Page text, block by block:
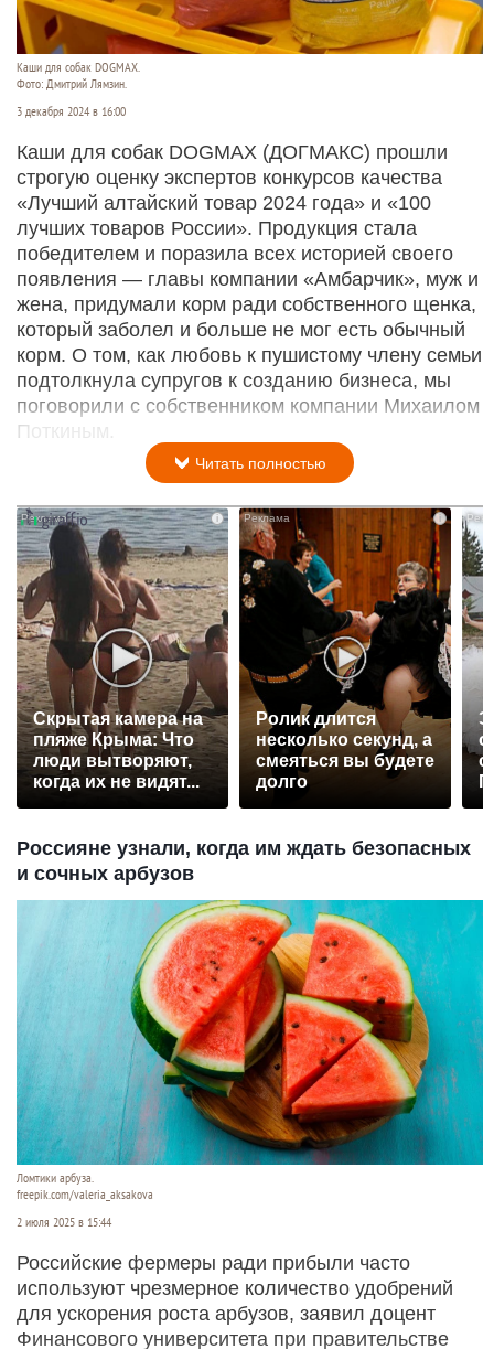
Каши для собак DOGMAX.
Фото: Дмитрий Лямзин.
3 декабря 2024 в 16:00
Каши для собак DOGMAX (ДОГМАКС) прошли
строгую оценку экспертов конкурсов качества
«Лучший алтайский товар 2024 года» и «100
лучших товаров России». Продукция стала
победителем и поразила всех историей своего
появления — главы компании «Амбарчик», муж и
жена, придумали корм ради собственного щенка,
который заболел и больше не мог есть обычный
корм. О том, как любовь к пушистому члену семьи
подтолкнула супругов к созданию бизнеса, мы
поговорили с собственником компании Михаилом
Поткиным.
Читать полностью
i
Скрытая камера на
пляже Крыма: Что
люди вытворяют,
когда их не видят...
i
Ролик длится
несколько секунд, а
смеяться вы будете
долго
Россияне узнали, когда им ждать безопасных
и сочных арбузов
Ломтики арбуза.
freepik.com/valeria_aksakova
2 июля 2025 в 15:44
Российские фермеры ради прибыли часто
используют чрезмерное количество удобрений
для ускорения роста арбузов, заявил доцент
Финансового университета при правительстве